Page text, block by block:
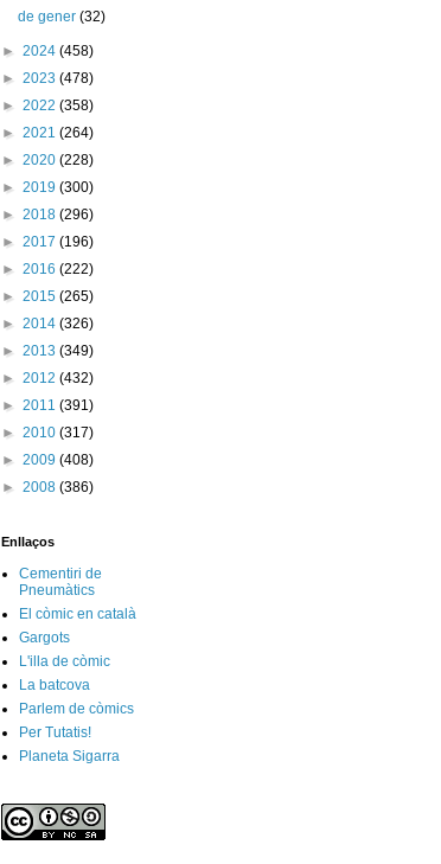
de gener(32)
► 2024 (458)
► 2023 (478)
► 2022 (358)
► 2021 (264)
► 2020 (228)
► 2019 (300)
► 2018 (296)
► 2017 (196)
► 2016 (222)
► 2015 (265)
► 2014 (326)
► 2013 (349)
► 2012 (432)
► 2011 (391)
► 2010 (317)
► 2009 (408)
► 2008 (386)
Enllaços
Cementiri de
Pneumàtics
El còmic en català
Gargots
L'illa de còmic
La batcova
Parlem de còmics
Per Tutatis!
Planeta Sigarra